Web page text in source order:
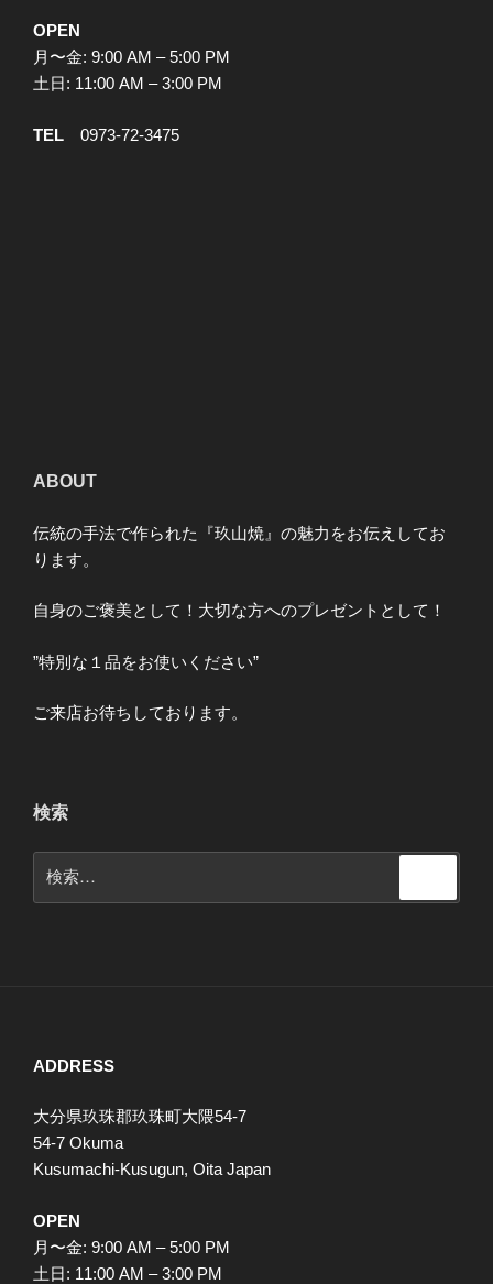
OPEN
月〜金: 9:00 AM – 5:00 PM
土日: 11:00 AM – 3:00 PM
TEL 0973-72-3475
ABOUT
伝統の手法で作られた『玖山焼』の魅力をお伝えしてお
ります。
自身のご褒美として！大切な方へのプレゼントとして！
”特別な１品をお使いください”
ご来店お待ちしております。
検索
索:
ADDRESS
大分県玖珠郡玖珠町大隈54-7
54-7 Okuma
Kusumachi-Kusugun, Oita Japan
OPEN
月〜金: 9:00 AM – 5:00 PM
土日: 11:00 AM – 3:00 PM